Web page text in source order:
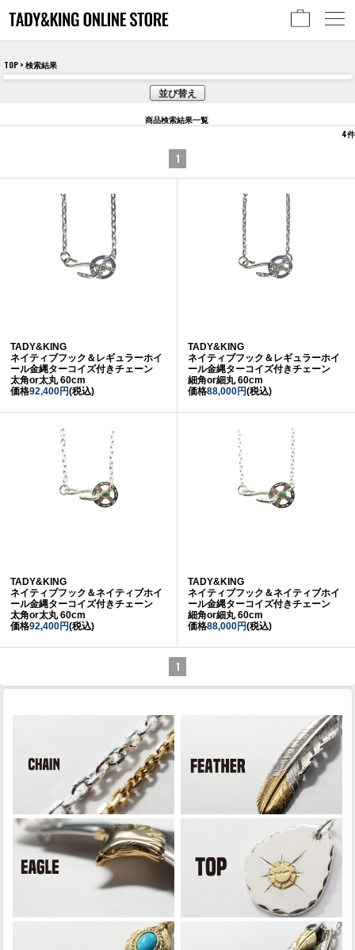
TOP > 検索結果
並び替え
商品検索結果一覧
4件
1
TADY&KING
ネイティブフック＆レギュラーホイ
ール金縄ターコイズ付きチェーン
太角or太丸 60cm
価格92,400円(税込)
TADY&KING
ネイティブフック＆レギュラーホイ
ール金縄ターコイズ付きチェーン
細角or細丸 60cm
価格88,000円(税込)
TADY&KING
ネイティブフック＆ネイティブホイ
ール金縄ターコイズ付きチェーン
太角or太丸 60cm
価格92,400円(税込)
TADY&KING
ネイティブフック＆ネイティブホイ
ール金縄ターコイズ付きチェーン
細角or細丸 60cm
価格88,000円(税込)
1